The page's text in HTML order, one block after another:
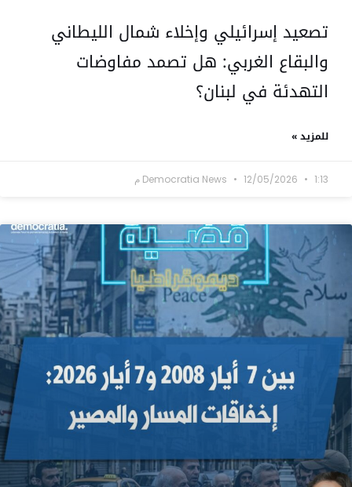
تصعيد إسرائيلي وإخلاء شمال الليطاني
والبقاع الغربي: هل تصمد مفاوضات
التهدئة في لبنان؟
للمزيد »
Democratia News 12/05/2026 1:13 م